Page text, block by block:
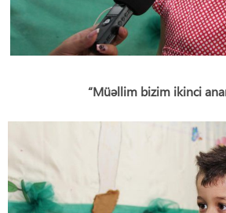
“Müəllim bizim ikinci